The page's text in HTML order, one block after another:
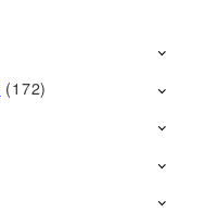
(172)